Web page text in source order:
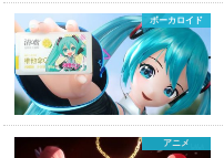
ボーカロイド
アニメ